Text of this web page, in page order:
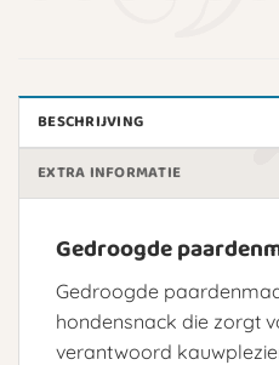
BESCHRIJVING
EXTRA INFORMATIE
Gedroogde
Gedroogde
hondensnack die zorgt
verantwoord